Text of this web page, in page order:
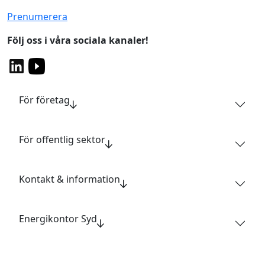
Prenumerera
Följ oss i våra sociala kanaler!
För företag
För offentlig sektor
Kontakt & information
Energikontor Syd